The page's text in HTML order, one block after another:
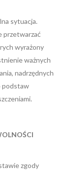
sytuacja.
przetwarzać
wyrażony
ważnych
nadrzędnych
podstaw
zgody